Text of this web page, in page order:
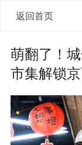
返回首页
萌翻了！
市集解锁